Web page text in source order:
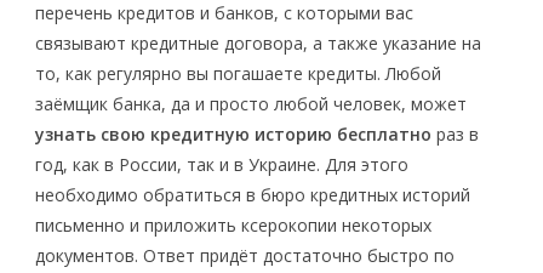
перечень кредитов и банков, с которыми вас
связывают кредитные договора, а также указание на
то, как регулярно вы погашаете кредиты. Любой
заёмщик банка, да и просто любой человек, может
узнать свою кредитную историю бесплатно раз в
год, как в России, так и в Украине. Для этого
необходимо обратиться в бюро кредитных историй
письменно и приложить ксерокопии некоторых
документов. Ответ придёт достаточно быстро по